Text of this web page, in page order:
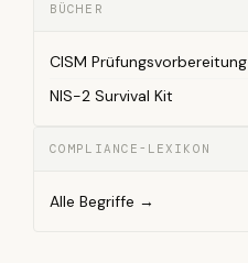
BÜCHER
CISM Prüfungsvorbereitung
NIS-2 Survival Kit
COMPLIANCE-LEXIKON
Alle Begriffe →